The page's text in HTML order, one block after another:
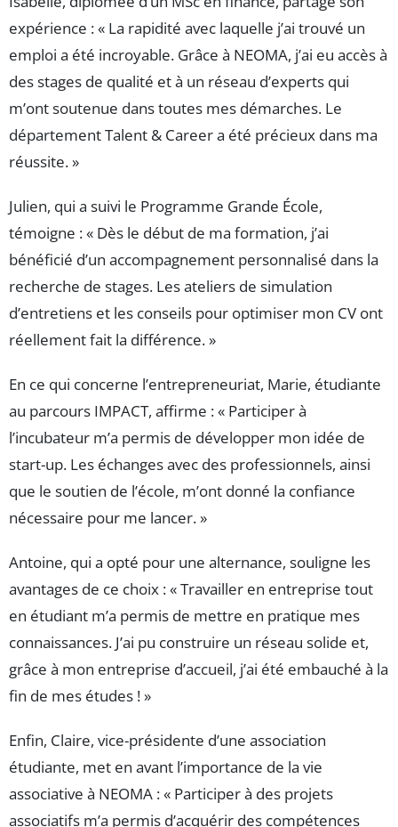
expérience : « La rapidité avec laquelle j’ai trouvé un
emploi a été incroyable. Grâce à NEOMA, j’ai eu accès à
des stages de qualité et à un réseau d’experts qui
m’ont soutenue dans toutes mes démarches. Le
département Talent & Career a été précieux dans ma
réussite. »
Julien, qui a suivi le Programme Grande École,
témoigne : « Dès le début de ma formation, j’ai
bénéficié d’un accompagnement personnalisé dans la
recherche de stages. Les ateliers de simulation
d’entretiens et les conseils pour optimiser mon CV ont
réellement fait la différence. »
En ce qui concerne l’entrepreneuriat, Marie, étudiante
au parcours IMPACT, affirme : « Participer à
l’incubateur m’a permis de développer mon idée de
start-up. Les échanges avec des professionnels, ainsi
que le soutien de l’école, m’ont donné la confiance
nécessaire pour me lancer. »
Antoine, qui a opté pour une alternance, souligne les
avantages de ce choix : « Travailler en entreprise tout
en étudiant m’a permis de mettre en pratique mes
connaissances. J’ai pu construire un réseau solide et,
grâce à mon entreprise d’accueil, j’ai été embauché à la
fin de mes études ! »
Enfin, Claire, vice-présidente d’une association
étudiante, met en avant l’importance de la vie
associative à NEOMA : « Participer à des projets
associatifs m’a permis d’acquérir des compétences